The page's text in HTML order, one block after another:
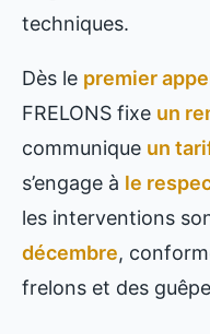
techniques.
Dès le premier
FRELONS fixe un
communique un
s’engage à le
les interventions
décembre,
frelons et des